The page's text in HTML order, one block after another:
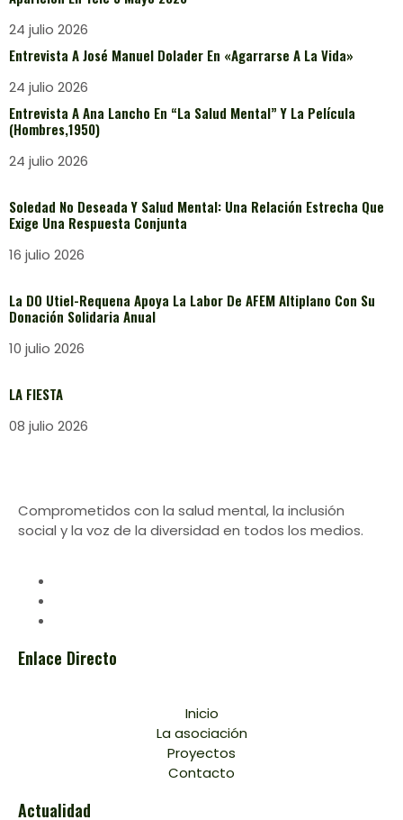
24 julio 2026
Entrevista A José Manuel Dolader En «Agarrarse A La Vida»
24 julio 2026
Entrevista A Ana Lancho En “La Salud Mental” Y La Película
(Hombres,1950)
24 julio 2026
Soledad No Deseada Y Salud Mental: Una Relación Estrecha Que
Exige Una Respuesta Conjunta
16 julio 2026
La DO Utiel-Requena Apoya La Labor De AFEM Altiplano Con Su
Donación Solidaria Anual
10 julio 2026
LA FIESTA
08 julio 2026
Comprometidos con la salud mental, la inclusión
social y la voz de la diversidad en todos los medios.
Enlace Directo
Inicio
La asociación
Proyectos
Contacto
Actualidad